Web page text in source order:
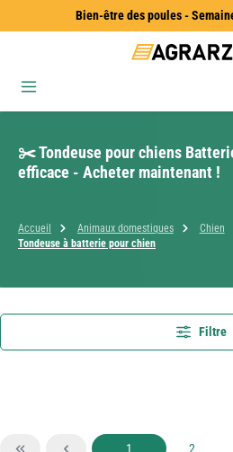
Passer au contenu principal
Bien-être des poules -
✂️ Tondeuse pour chiens
efficace - Acheter maintenant !
Accueil Animaux domestiques Chien
Tondeuse à batterie pour chien
Filtre
Page
1 Page
2